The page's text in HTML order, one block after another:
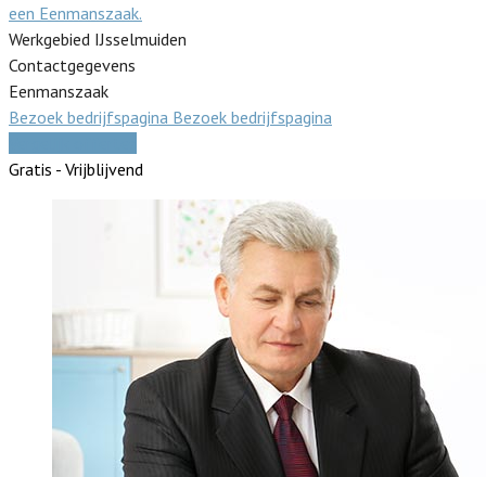
een Eenmanszaak.
Werkgebied IJsselmuiden
Contactgegevens
Eenmanszaak
Bezoek bedrijfspagina Bezoek bedrijfspagina
Gratis - Vrijblijvend